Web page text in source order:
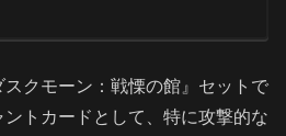
スクモーン：戦慄の館』セットで
トカードとして、特に攻撃的な